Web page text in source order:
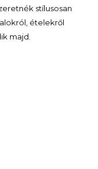
stílusosan
ételekről
majd.